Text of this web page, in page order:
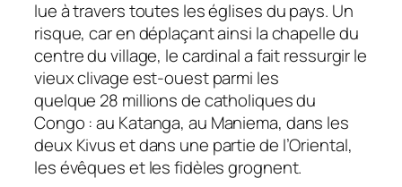
lue à travers toutes les églises du pays. Un
risque, car en déplaçant ainsi la chapelle du
centre du village, le cardinal a fait ressurgir le
vieux clivage est-ouest parmi les
quelque 28 millions de catholiques du
Congo : au Katanga, au Maniema, dans les
deux Kivus et dans une partie de l’Oriental,
les évêques et les fidèles grognent.